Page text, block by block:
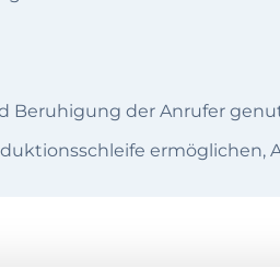
Beruhigung der Anrufer
ermöglichen,